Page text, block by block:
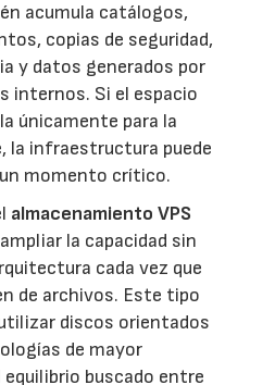
acumula catálogos,
copias de seguridad,
y datos generados por
internos. Si el espacio
únicamente para la
la infraestructura puede
momento crítico.
almacenamiento VPS
la capacidad sin
cada vez que
de archivos. Este tipo
discos orientados
de mayor
equilibrio buscado entre